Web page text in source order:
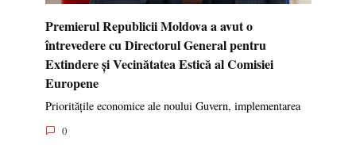
Premierul Republicii Moldova a avut o
întrevedere cu Directorul General pentru
Extindere și Vecinătatea Estică al Comisiei
Europene
Prioritățile economice ale noului Guvern, implementarea
0